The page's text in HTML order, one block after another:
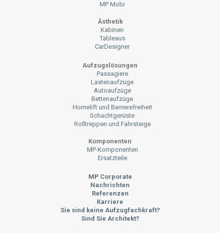
MP Mobi
Ästhetik
Kabinen
Tableaus
CarDesigner
Aufzugslösungen
Passagiere
Lastenaufzüge
Autoaufzüge
Bettenaufzüge
Homelift und Barrierefreiheit
Schachtgerüste
Rolltreppen und Fahrsteige
Komponenten
MP-Komponenten
Ersatzteile
MP Corporate
Nachrichten
Referenzen
Karriere
Sie sind keine Aufzugfachkraft?
Sind Sie Architekt?